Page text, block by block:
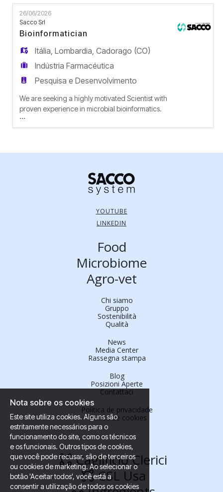
lieviti. La risorsa si occuperà di supportare la
responsabile nell'esecuzione di tutte le attività
microbiologiche in laboratorio. Le principal
26/06/2026
Sacco Srl
Bioinformatician
Itália,Lombardia,Cadorago (CO)
Indústria Farmacéutica
Pesquisa e Desenvolvimento
We are seeking a highly motivated Scientist with
proven experience in microbial bioinformatics.
The successful candidate will play a key role in
the development, maintenance, and continuous
...
YOUTUBE
LINKEDIN
Food
Microbiome
Agro-vet
Chi siamo
Gruppo
Sostenibilità
Qualità
News
Media Center
Rassegna stampa
Blog
Posizioni Aperte
Contattaci
Política de privacidade
Política de cookies
Caglificio Clerici
CSL Usa
Nota sobre os cookies
Este site utiliza cookies. Alguns são
estritamente necessários para o
funcionamento do site, como os técnicos
e os funcionais. Outros tipos de cookies,
que você pode recusar, são de terceiros
ou cookies de marketing. Ao selecionar o
botão 'Aceitar todos', você está a
consentir a utilização de todos os cookies